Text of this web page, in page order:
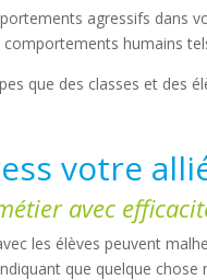
agressifs dans
humains
que des classes et des
votre
avec
les élèves peuvent
que quelque